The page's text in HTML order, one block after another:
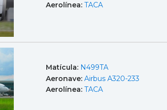
Aerolínea: TACA
Matícula: N499TA
Aeronave: Airbus A320-233
Aerolínea: TACA